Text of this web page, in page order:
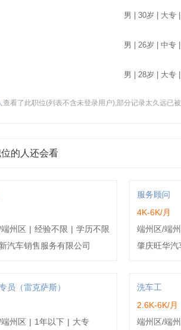
男 | 30岁 | 大专
男 | 26岁 | 中专
男 | 28岁 | 大专
男 | 26岁 | 中专
男 | 36岁 | 初中 |
男 | 29岁 | 中专 |
男 | 25岁 | 大专 |
男 | 44岁 | 高中
男 | 37岁 | 大专 |
查看了此职位(列表不含未登录用户),部分记录太久远已
的人还会看
州区 | 经验不限 | 学历不限
汽车销售服务有限公司
服务顾问
4K-6K/月
端州区/端
肇庆旺华汽
员（雷克萨斯）
州区 | 1年以下 | 大专
洗车工
2.6K-6K/月
端州区/端